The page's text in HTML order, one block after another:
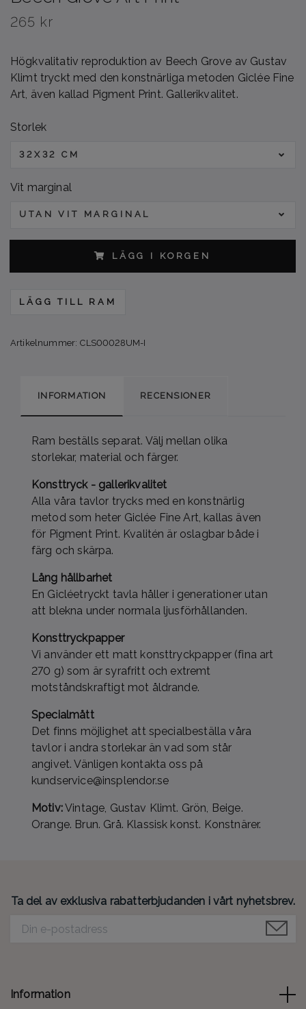
265 kr
Högkvalitativ reproduktion av Beech Grove av Gustav
Klimt tryckt med den konstnärliga metoden Giclée Fine
Art, även kallad Pigment Print. Gallerikvalitet.
Storlek
32X32 CM
Vit marginal
UTAN VIT MARGINAL
LÄGG I KORGEN
LÄGG TILL RAM
Artikelnummer: CLS00028UM-I
INFORMATION RECENSIONER
Ram beställs separat. Välj mellan olika
storlekar, material och färger.
Konsttryck -gallerikvalitet
Alla våra tavlor trycks med en konstnärlig
metod som heter Giclée Fine Art, kallas även
för Pigment Print. Kvalitén är oslagbar både i
färg och skärpa.
Lång hållbarhet
En Gicléetryckt tavla håller i generationer utan
att blekna under normala ljusförhållanden.
Konsttryckpapper
Vi använder ett matt konsttryckpapper (fina art
270 g) som är syrafritt och extremt
motståndskraftigt mot åldrande.
Specialmått
Det finns möjlighet att specialbeställa våra
tavlor i andra storlekar än vad som står
angivet. Vänligen kontakta oss på
kundservice@insplendor.se
Motiv:Vintage, Gustav Klimt. Grön, Beige.
Orange. Brun. Grå. Klassisk konst. Konstnärer.
Ta del av exklusiva rabatterbjudanden i vårt nyhetsbrev.
Information